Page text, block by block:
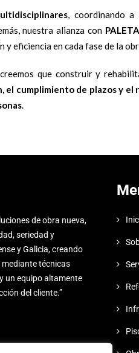
, coordinando
nuestra alianza con
eficiencia en cada fase de la
que construir y
el cumplimiento de plazos y
de obra nueva,
seriedad y
y Galicia, creando
técnicas
un equipo altamente
del cliente.”